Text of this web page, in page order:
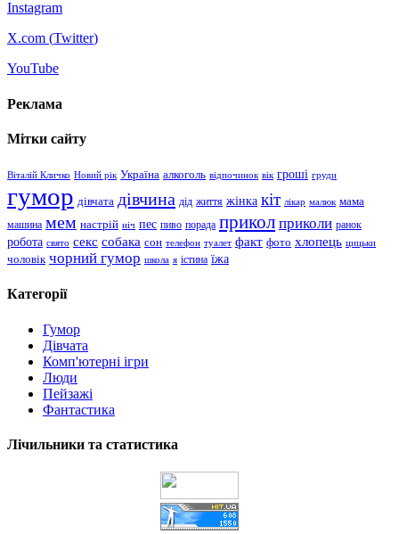
Instagram
X.com (Twitter)
YouTube
Реклама
Мітки сайту
Віталій Кличко Новий рік Україна алкоголь відпочинок вік гроші груди
гумор дівчата дівчина дід життя жінка кіт лікар малюк мама
машина мем настрій ніч пес пиво порада прикол приколи ранок
робота свято секс собака сон телефон туалет факт фото хлопець цицьки
чоловік чорний гумор школа я істина їжа
Категорії
Гумор
Дівчата
Комп'ютерні ігри
Люди
Пейзажі
Фантастика
Лічильники та статистика